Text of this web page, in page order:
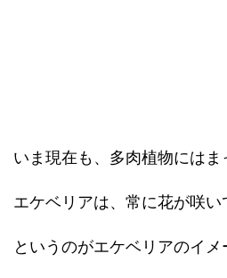
いま現在も、多肉植物にはま
エケベリアは、常に花が咲い
というのがエケベリアのイメ